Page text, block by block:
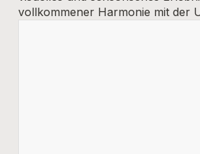
vollkommener Harmonie mit der